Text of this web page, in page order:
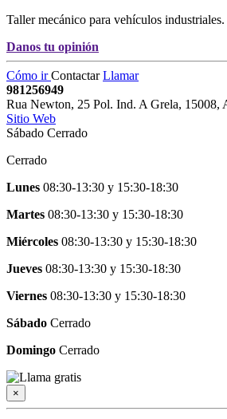
Taller mecánico para vehículos industriales.
Danos tu opinión
Cómo irContactarLlamar
981256949
Rua Newton, 25 Pol. Ind. A Grela, 15008,
Sitio Web
Sábado Cerrado
Cerrado
Lunes 08:30-13:30 y 15:30-18:30
Martes 08:30-13:30 y 15:30-18:30
Miércoles 08:30-13:30 y 15:30-18:30
Jueves 08:30-13:30 y 15:30-18:30
Viernes 08:30-13:30 y 15:30-18:30
Sábado Cerrado
Domingo Cerrado
×